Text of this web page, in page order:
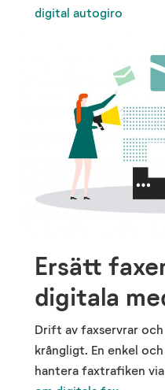
digital autogiro
Ersätt
digitala
Drift av faxservrar
krångligt. En enkel
hantera faxtrafiken